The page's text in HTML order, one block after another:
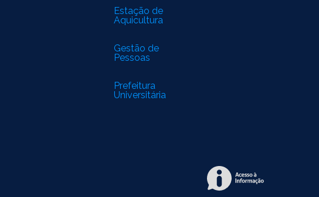
Estação de
Aquicultura
Gestão de
Pessoas
Prefeitura
Universitária